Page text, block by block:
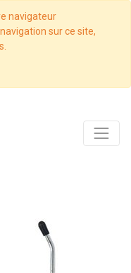
navigateur
sur ce site,